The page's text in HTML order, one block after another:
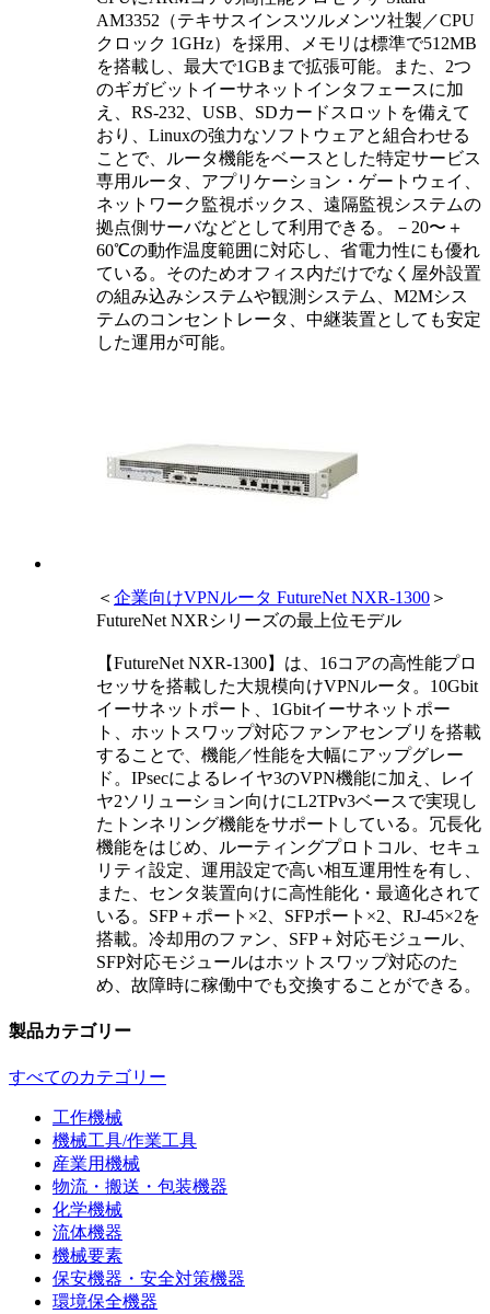
AM3352（テキサスインスツルメンツ社製／CPU
クロック 1GHz）を採用、メモリは標準で512MB
を搭載し、最大で1GBまで拡張可能。また、2つ
のギガビットイーサネットインタフェースに加
え、RS-232、USB、SDカードスロットを備えて
おり、Linuxの強力なソフトウェアと組合わせる
ことで、ルータ機能をベースとした特定サービス
専用ルータ、アプリケーション・ゲートウェイ、
ネットワーク監視ボックス、遠隔監視システムの
拠点側サーバなどとして利用できる。－20〜＋
60℃の動作温度範囲に対応し、省電力性にも優れ
ている。そのためオフィス内だけでなく屋外設置
の組み込みシステムや観測システム、M2Mシス
テムのコンセントレータ、中継装置としても安定
した運用が可能。
＜ 企業向けVPNルータ FutureNet NXR-1300 ＞
FutureNet NXRシリーズの最上位モデル
【FutureNet NXR-1300】は、16コアの高性能プロ
セッサを搭載した大規模向けVPNルータ。10Gbit
イーサネットポート、1Gbitイーサネットポー
ト、ホットスワップ対応ファンアセンブリを搭載
することで、機能／性能を大幅にアップグレー
ド。IPsecによるレイヤ3のVPN機能に加え、レイ
ヤ2ソリューション向けにL2TPv3ベースで実現し
たトンネリング機能をサポートしている。冗長化
機能をはじめ、ルーティングプロトコル、セキュ
リティ設定、運用設定で高い相互運用性を有し、
また、センタ装置向けに高性能化・最適化されて
いる。SFP＋ポート×2、SFPポート×2、RJ-45×2を
搭載。冷却用のファン、SFP＋対応モジュール、
SFP対応モジュールはホットスワップ対応のた
め、故障時に稼働中でも交換することができる。
製品カテゴリー
すべてのカテゴリー
工作機械
機械工具/作業工具
産業用機械
物流・搬送・包装機器
化学機械
流体機器
機械要素
保安機器・安全対策機器
環境保全機器